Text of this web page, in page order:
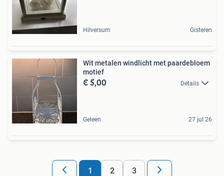
Hilversum Gisteren
Wit metalen windlicht met paardebloem
motief
€ 5,00 Details
Geleen 27 jul 26
1 2 3